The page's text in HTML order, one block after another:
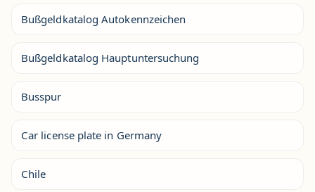
Bußgeldkatalog Autokennzeichen
Bußgeldkatalog Hauptuntersuchung
Busspur
Car license plate in Germany
Chile